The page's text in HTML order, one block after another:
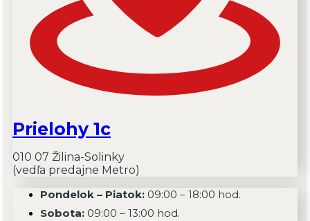
Prielohy 1c
010 07 Žilina-Solinky
(vedľa predajne Metro)
Pondelok – Piatok: 09:00 – 18:00 hod.
Sobota: 09:00 – 13:00 hod.